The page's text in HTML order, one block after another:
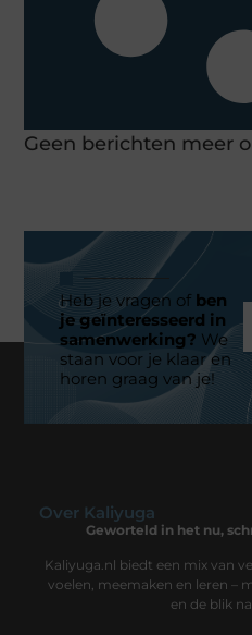
Geen berichten meer
Heb je vragen ofben
je geïnteresseerd in
samenwerking? We
staan voor je klaar en
horen graag van je!
Over Kaliyuga
Geworteld in het nu,
Kaliyuga.nl biedt een mix van
voelen, meemaken en leren –
en de blik